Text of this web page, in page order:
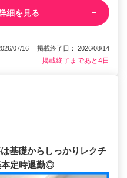
細を見る
07/16 掲載終了日： 2026/08/14
掲載終了まであと4日
基礎からしっかりレクチ
本定時退勤◎